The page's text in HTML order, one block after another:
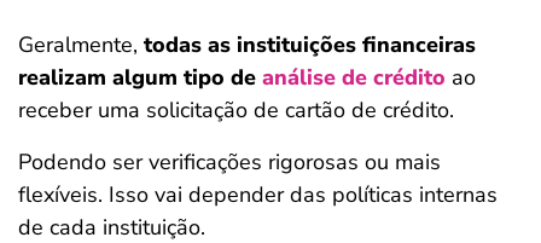
Geralmente, todas as instituições financeiras
realizam algum tipo de análise de crédito ao
receber uma solicitação de cartão de crédito.
Podendo ser verificações rigorosas ou mais
flexíveis. Isso vai depender das políticas internas
de cada instituição.